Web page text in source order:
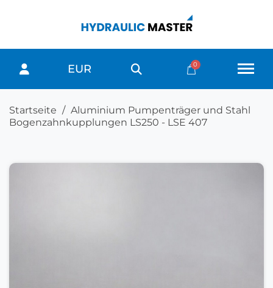
EUR
Startseite
Aluminium Pumpenträger und Stahl
Bogenzahnkupplungen LS250 - LSE 407